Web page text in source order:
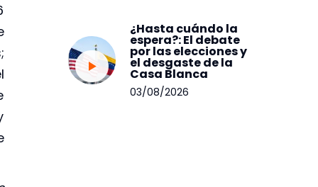
¿Hasta cuándo la
espera?: El debate
por las elecciones y
el desgaste de la
Casa Blanca
03/08/2026